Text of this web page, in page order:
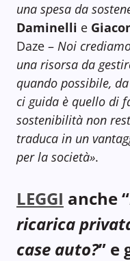
una spesa da
Daminelli e
Daze – Noi
una risorsa da
quando possibile,
ci guida è quello di
sostenibilità non
traduca in un
per la società».
LEGGI anche “
ricarica
case auto?” e